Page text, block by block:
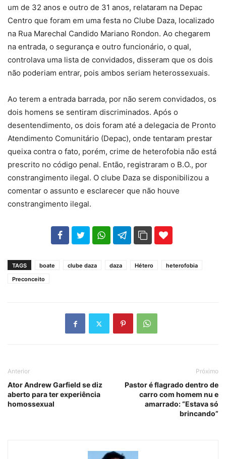
um de 32 anos e outro de 31 anos, relataram na Depac
Centro que foram em uma festa no Clube Daza, localizado
na Rua Marechal Candido Mariano Rondon. Ao chegarem
na entrada, o segurança e outro funcionário, o qual,
controlava uma lista de convidados, disseram que os dois
não poderiam entrar, pois ambos seriam heterossexuais.
Ao terem a entrada barrada, por não serem convidados, os
dois homens se sentiram discriminados. Após o
desentendimento, os dois foram até a delegacia de Pronto
Atendimento Comunitário (Depac), onde tentaram prestar
queixa contra o fato, porém, crime de heterofobia não está
prescrito no código penal. Então, registraram o B.O., por
constrangimento ilegal. O clube Daza se disponibilizou a
comentar o assunto e esclarecer que não houve
constrangimento ilegal.
102 35
TAGS boate clube daza daza Hétero
heterofobia
Preconceito
Anterior
Ator Andrew Garfield se diz
aberto para ter experiência
homossexual
Próximo
Pastor é flagrado dentro de
carro com homem nu e
amarrado: “Estava só
brincando”